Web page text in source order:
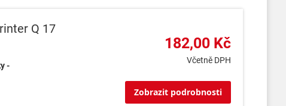
Q 17
-
182,00 Kč
Včetně DPH
Zobrazit podrobnosti